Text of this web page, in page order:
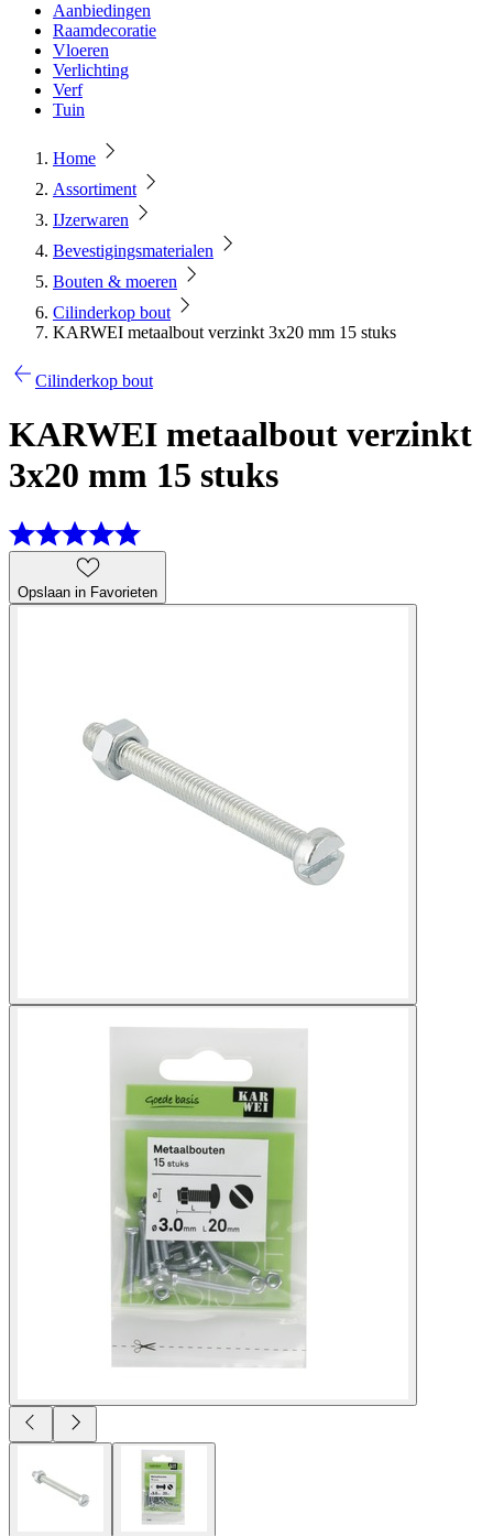
Aanbiedingen
Raamdecoratie
Vloeren
Verlichting
Verf
Tuin
Home
Assortiment
IJzerwaren
Bevestigingsmaterialen
Bouten & moeren
Cilinderkop bout
KARWEI metaalbout verzinkt 3x20 mm 15 stuks
Cilinderkop bout
KARWEI metaalbout verzinkt
3x20 mm 15 stuks
Opslaan in Favorieten